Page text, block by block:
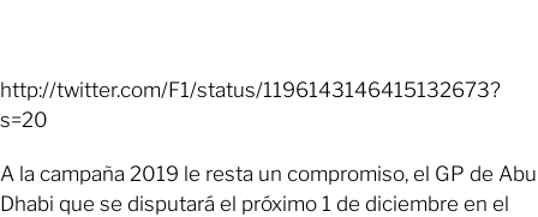
http://twitter.com/F1/status/1196143146415132673?
s=20
A la campaña 2019 le resta un compromiso, el GP de Abu
Dhabi que se disputará el próximo 1 de diciembre en el